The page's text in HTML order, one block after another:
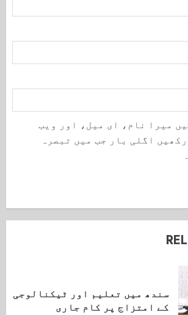
میرا نام، ای میل، اور ویب
اگلی بار جب میں تبصرہ
سندھ میں تعلیم اور ٹیکنالوجی
کے امتزاج پر کام جاری